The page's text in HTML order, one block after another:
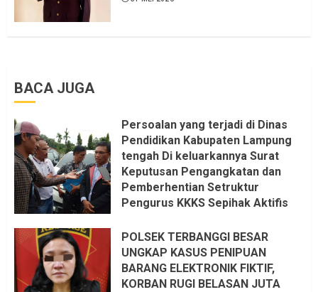
BACA JUGA
Persoalan yang terjadi di Dinas
Pendidikan Kabupaten Lampung
tengah Di keluarkannya Surat
Keputusan Pengangkatan dan
Pemberhentian Setruktur
Pengurus KKKS Sepihak Aktifis
Sangat menantang Aturan dan
Dapat saya pastikan penuh Unsur
KKN, dan Unsur Politik.
6 AGUSTUS 2026
POLSEK TERBANGGI BESAR
UNGKAP KASUS PENIPUAN
BARANG ELEKTRONIK FIKTIF,
KORBAN RUGI BELASAN JUTA